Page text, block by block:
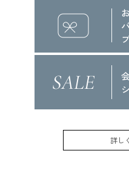
詳し